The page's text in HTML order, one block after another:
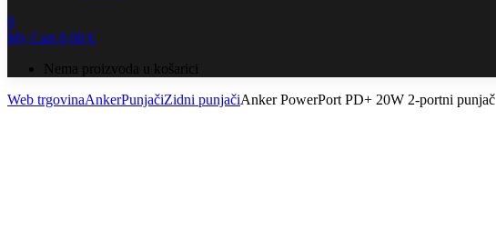
0
My Cart0,00 €
Nema proizvoda u košarici
Web trgovinaAnkerPunjačiZidni punjačiAnker PowerPort PD+ 20W 2-portni punjač